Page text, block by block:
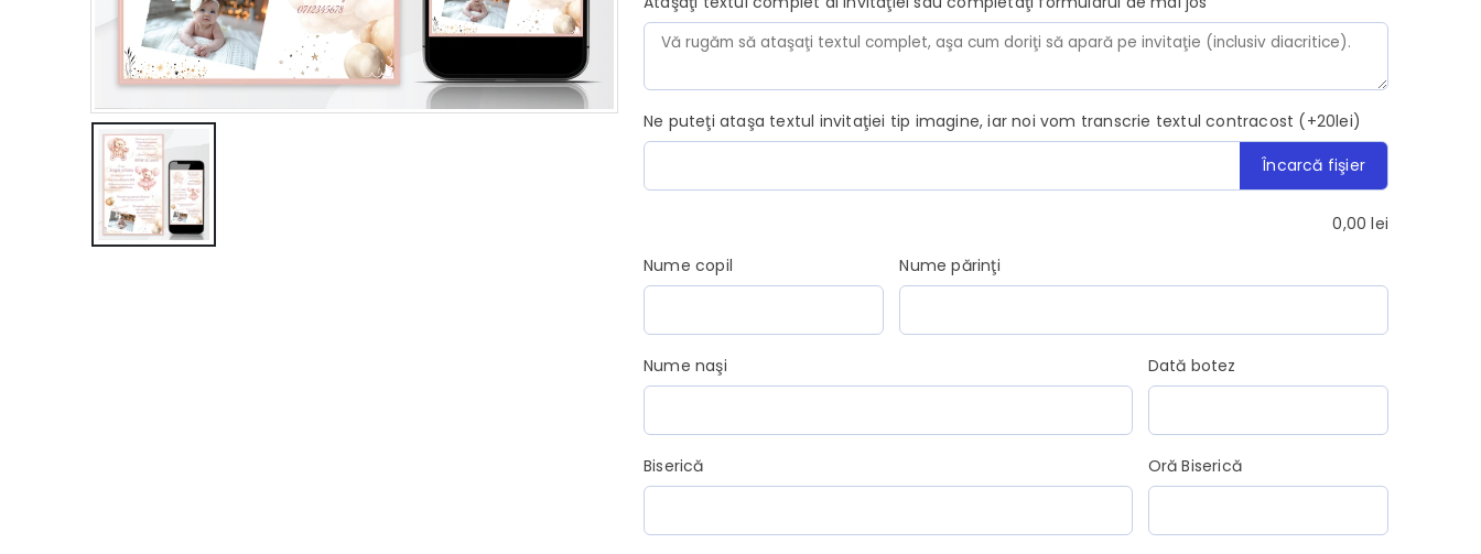
Ne puteţi ataşa textul invitaţiei tip imagine, iar noi vom transcrie textul contracost (+20lei)
Încarcă fişier
0,00lei
Nume copil
Nume părinţi
Nume naşi Dată botez
Biserică Oră Biserică